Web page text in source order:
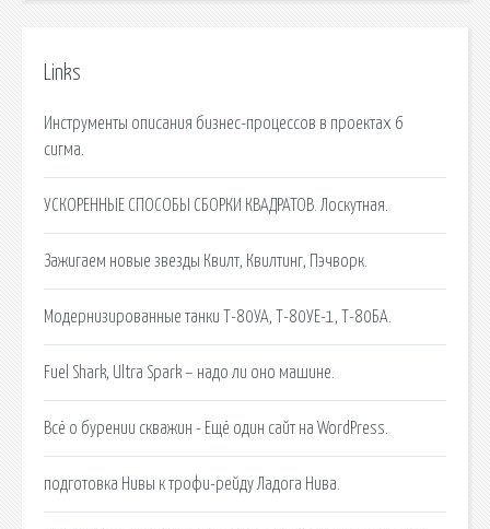
Links
Инструменты описания бизнес-процессов в проектах 6
сигма.
УСКОРЕННЫЕ СПОСОБЫ СБОРКИ КВАДРАТОВ. Лоскутная.
Зажигаем новые звезды Квилт, Квилтинг, Пэчворк.
Модернизированные танки Т-80УА, Т-80УЕ-1, Т-80БА.
Fuel Shark, Ultra Spark – надо ли оно машине.
Всё о бурении скважин - Ещё один сайт на WordPress.
подготовка Нивы к трофи-рейду Ладога Нива.